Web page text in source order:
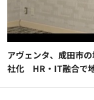
アヴェンタ、成田市
社化 HR・IT融合で